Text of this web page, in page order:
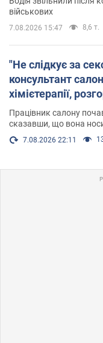
військових
7.08.2026 15:47 8,6 т.
"Не слідкує за
консультант
хімієтерапії,
Працівник салону
сказавши, що вона
7.08.2026 22:11